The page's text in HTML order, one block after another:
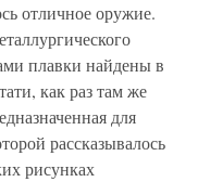
отличное оружие.
плавки найдены в
как раз там же
для
рассказывалось
рисунках